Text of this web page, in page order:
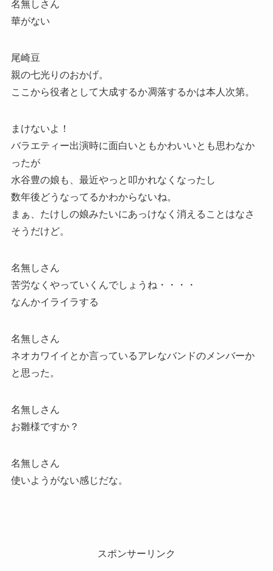
名無しさん
華がない
尾崎豆
親の七光りのおかげ。
ここから役者として大成するか凋落するかは本人次第。
まけないよ！
バラエティー出演時に面白いともかわいいとも思わなか
ったが
水谷豊の娘も、最近やっと叩かれなくなったし
数年後どうなってるかわからないね。
まぁ、たけしの娘みたいにあっけなく消えることはなさ
そうだけど。
名無しさん
苦労なくやっていくんでしょうね・・・・
なんかイライラする
名無しさん
ネオカワイイとか言っているアレなバンドのメンバーか
と思った。
名無しさん
お雛様ですか？
名無しさん
使いようがない感じだな。
スポンサーリンク